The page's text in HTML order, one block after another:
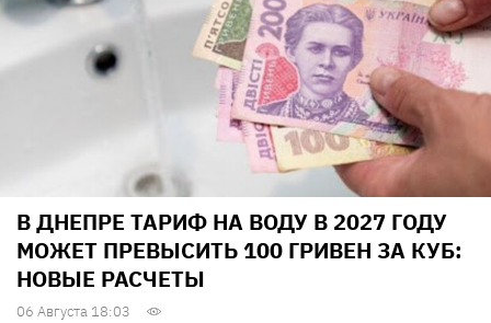
В ДНЕПРЕ ТАРИФ НА ВОДУ В 2027 ГОДУ
МОЖЕТ ПРЕВЫСИТЬ 100 ГРИВЕН ЗА КУБ:
НОВЫЕ РАСЧЕТЫ
06 Августа 18:03